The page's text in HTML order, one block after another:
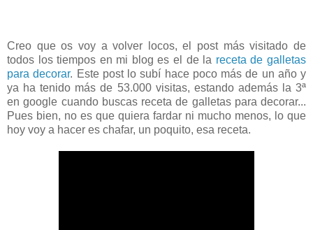
Creo que os voy a volver locos, el post más visitado de
todos los tiempos en mi blog es el de la receta de galletas
para decorar. Este post lo subí hace poco más de un año y
ya ha tenido más de 53.000 visitas, estando además la 3ª
en google cuando buscas receta de galletas para decorar...
Pues bien, no es que quiera fardar ni mucho menos, lo que
hoy voy a hacer es chafar, un poquito, esa receta.